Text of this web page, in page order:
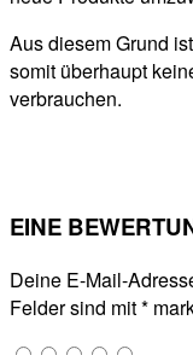
Aus diesem Grund
somit überhaupt
verbrauchen.
EINE
Deine E-Mail-
Felder sind mit*